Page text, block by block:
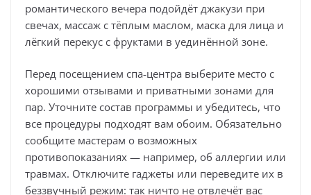
романтического вечера подойдёт джакузи при
свечах, массаж с тёплым маслом, маска для лица и
лёгкий перекус с фруктами в уединённой зоне.
Перед посещением спа‑центра выберите место с
хорошими отзывами и приватными зонами для
пар. Уточните состав программы и убедитесь, что
все процедуры подходят вам обоим. Обязательно
сообщите мастерам о возможных
противопоказаниях — например, об аллергии или
травмах. Отключите гаджеты или переведите их в
беззвучный режим: так ничто не отвлечёт вас